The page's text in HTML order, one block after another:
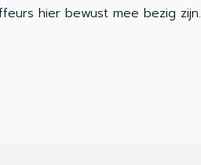
hier bewust mee bezig zijn.